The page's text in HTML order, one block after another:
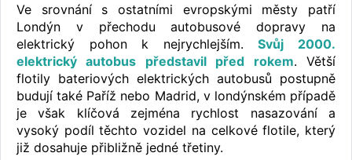
Ve srovnání s ostatními evropskými městy patří
Londýn v přechodu autobusové dopravy na
elektrický pohon k nejrychlejším.Svůj 2000.
elektrický autobus představil před rokem. Větší
flotily bateriových elektrických autobusů postupně
budují také Paříž nebo Madrid, v londýnském případě
je však klíčová zejména rychlost nasazování a
vysoký podíl těchto vozidel na celkové flotile, který
již dosahuje přibližně jedné třetiny.